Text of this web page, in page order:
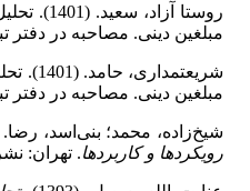
روستا
مبلغین دینی. مصاحبه در دفتر
مبلغین دینی. مصاحبه در دفتر
شیخ‌زاده، محمد؛ بنی‌اسد، رضا.
رویکردها و کاربردها. تهران: